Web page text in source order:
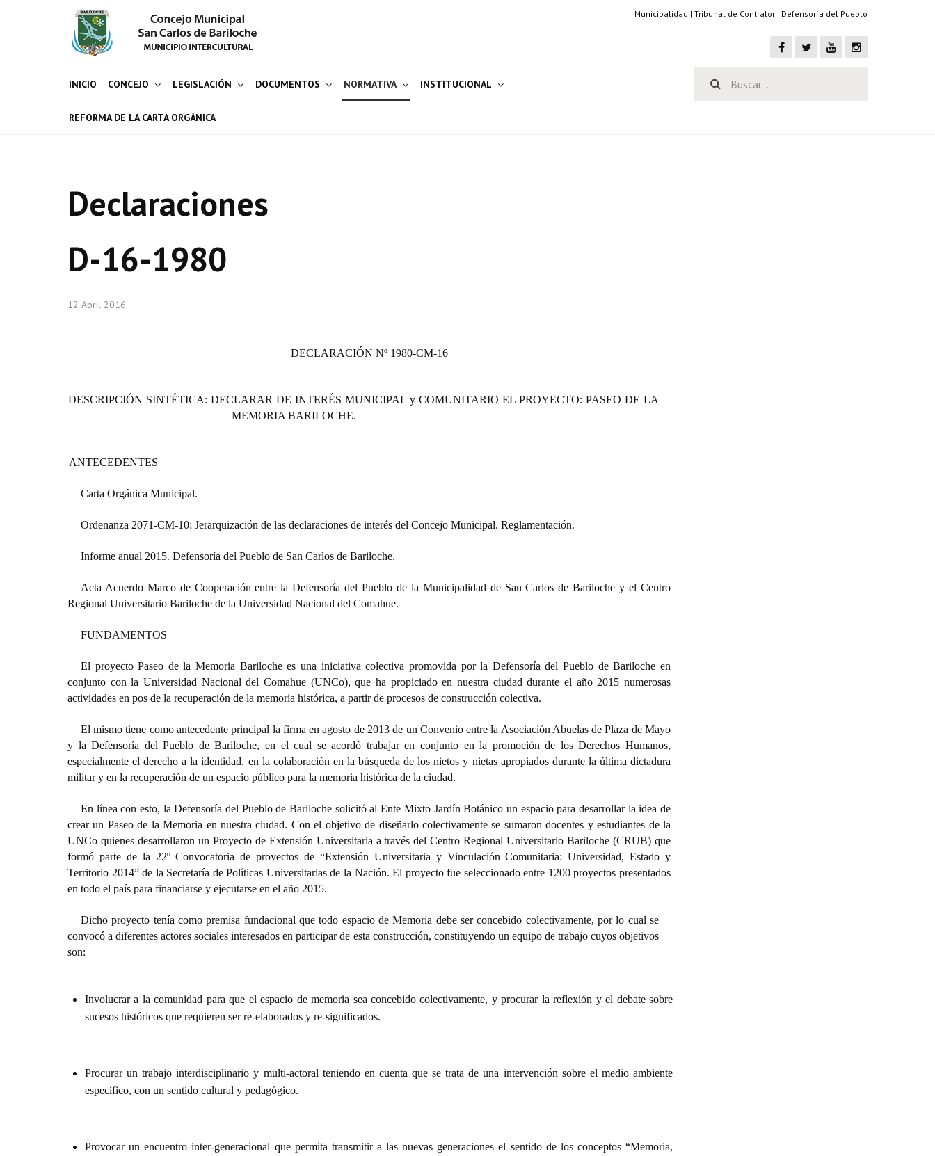
Municipalidad | Tribunal de Contralor | Defensoría del Pueblo
INICIO CONCEJO LEGISLACIÓN DOCUMENTOS NORMATIVA INSTITUCIONAL
REFORMA DE LA CARTA ORGÁNICA
Declaraciones
D-16-1980
12 Abril 2016
DECLARACIÓN Nº 1980-CM-16
DESCRIPCIÓN SINTÉTICA: DECLARAR DE INTERÉS MUNICIPAL y COMUNITARIO EL PROYECTO: PASEO DE LA
MEMORIA BARILOCHE.
ANTECEDENTES
Carta Orgánica Municipal.
Ordenanza 2071-CM-10: Jerarquización de las declaraciones de interés del Concejo Municipal. Reglamentación.
Informe anual 2015. Defensoría del Pueblo de San Carlos de Bariloche.
Acta Acuerdo Marco de Cooperación entre la Defensoría del Pueblo de la Municipalidad de San Carlos de Bariloche y el Centro
Regional Universitario Bariloche de la Universidad Nacional del Comahue.
FUNDAMENTOS
El proyecto Paseo de la Memoria Bariloche es una iniciativa colectiva promovida por la Defensoría del Pueblo de Bariloche en
conjunto con la Universidad Nacional del Comahue (UNCo), que ha propiciado en nuestra ciudad durante el año 2015 numerosas
actividades en pos de la recuperación de la memoria histórica, a partir de procesos de construcción colectiva.
El mismo tiene como antecedente principal la firma en agosto de 2013 de un Convenio entre la Asociación Abuelas de Plaza de Mayo
y la Defensoría del Pueblo de Bariloche, en el cual se acordó trabajar en conjunto en la promoción de los Derechos Humanos,
especialmente el derecho a la identidad, en la colaboración en la búsqueda de los nietos y nietas apropiados durante la última dictadura
militar y en la recuperación de un espacio público para la memoria histórica de la ciudad.
En línea con esto, la Defensoría del Pueblo de Bariloche solicitó al Ente Mixto Jardín Botánico un espacio para desarrollar la idea de
crear un Paseo de la Memoria en nuestra ciudad. Con el objetivo de diseñarlo colectivamente se sumaron docentes y estudiantes de la
UNCo quienes desarrollaron un Proyecto de Extensión Universitaria a través del Centro Regional Universitario Bariloche (CRUB) que
formó parte de la 22º Convocatoria de proyectos de “Extensión Universitaria y Vinculación Comunitaria: Universidad, Estado y
Territorio 2014” de la Secretaría de Políticas Universitarias de la Nación. El proyecto fue seleccionado entre 1200 proyectos presentados
en todo el país para financiarse y ejecutarse en el año 2015.
Dicho proyecto tenía como premisa fundacional que todo espacio de Memoria debe ser concebido colectivamente, por lo cual se
convocó a diferentes actores sociales interesados en participar de esta construcción, constituyendo un equipo de trabajo cuyos objetivos
son:
Involucrar a la comunidad para que el espacio de memoria sea concebido colectivamente, y procurar la reflexión y el debate sobre
sucesos históricos que requieren ser re-elaborados y re-significados.
Procurar un trabajo interdisciplinario y multi-actoral teniendo en cuenta que se trata de una intervención sobre el medio ambiente
específico, con un sentido cultural y pedagógico.
Provocar un encuentro inter-generacional que permita transmitir a las nuevas generaciones el sentido de los conceptos “Memoria,